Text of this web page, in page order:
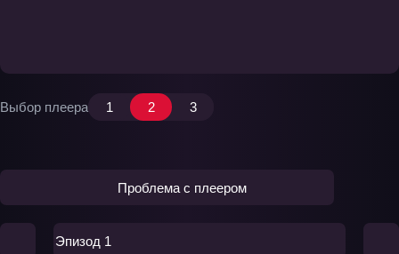
Выбор плеера 1 2 3
Проблема с плеером
Эпизод 1